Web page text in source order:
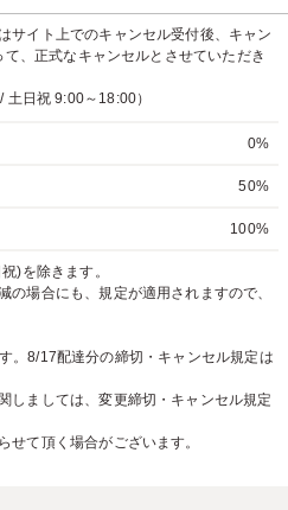
サイト上でのキャンセル受付後、キャン
、正式なキャンセルとさせていただき
土日祝 9:00～18:00）
0%
50%
100%
)を除きます。
場合にも、規定が適用されますので、
。8/17配達分の締切・キャンセル規定は
しましては、変更締切・キャンセル規定
て頂く場合がございます。